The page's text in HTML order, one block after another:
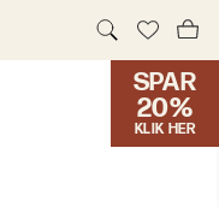
SPAR
20%
KLIK HER